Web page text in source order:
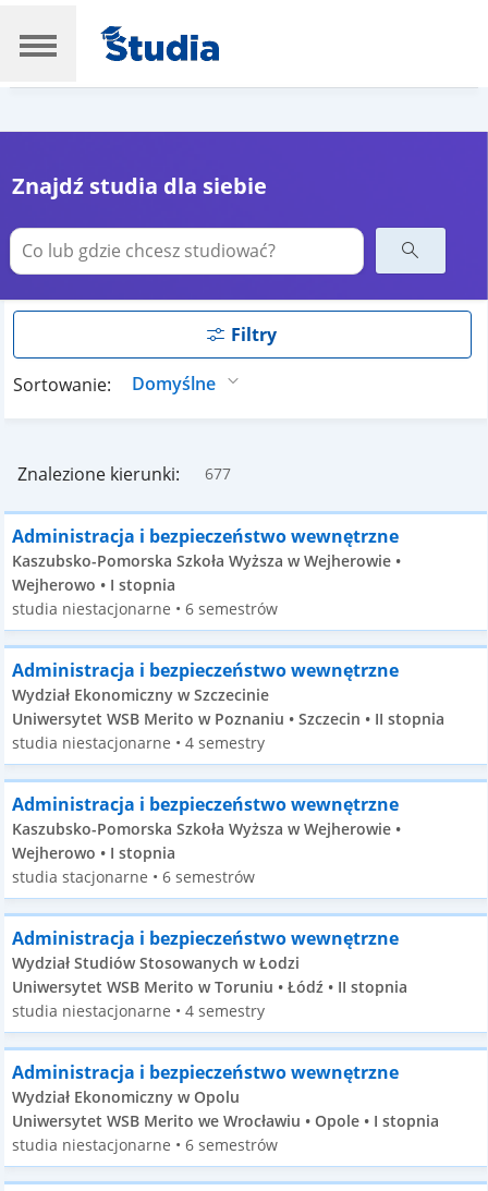
Znajdź studia dla siebie
Filtry
Sortowanie:
Znalezione kierunki: 677
Administracja i bezpieczeństwo wewnętrzne
Kaszubsko-Pomorska Szkoła Wyższa w Wejherowie •
Wejherowo • I stopnia
studia niestacjonarne • 6 semestrów
Administracja i bezpieczeństwo wewnętrzne
Wydział Ekonomiczny w Szczecinie
Uniwersytet WSB Merito w Poznaniu • Szczecin • II stopnia
studia niestacjonarne • 4 semestry
Administracja i bezpieczeństwo wewnętrzne
Kaszubsko-Pomorska Szkoła Wyższa w Wejherowie •
Wejherowo • I stopnia
studia stacjonarne • 6 semestrów
Administracja i bezpieczeństwo wewnętrzne
Wydział Studiów Stosowanych w Łodzi
Uniwersytet WSB Merito w Toruniu • Łódź • II stopnia
studia niestacjonarne • 4 semestry
Administracja i bezpieczeństwo wewnętrzne
Wydział Ekonomiczny w Opolu
Uniwersytet WSB Merito we Wrocławiu • Opole • I stopnia
studia niestacjonarne • 6 semestrów